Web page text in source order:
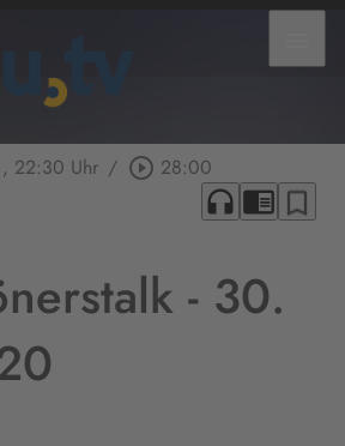
, 22:30 Uhr / play_circle_outline 28:00
headphones chrome_reader_mode bookmark_border
- 30.